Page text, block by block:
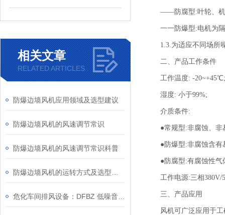
相关文章
RELATED ARTICLES
防爆边墙风机应用领域及选型建议
防爆边墙风机的风速调节常识
防爆边墙风机的风速调节常识科普
——防腐型:叶轮、机
一一防爆型:电机为
1.3.为适应不同场所
二、产品工作条件
工作温度: -20~+45℃;
湿度: 小于99%;
介质条件:
●常规型:非腐蚀、非
●防爆型:非腐蚀含有
●防腐型:有腐蚀性
工作电源:三相380V/
三、产品应用
风机可广泛应用于